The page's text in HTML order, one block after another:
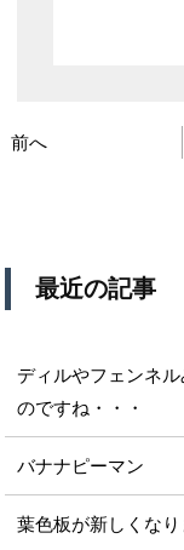
前へ
最近の記事
ディルやフェンネ
のですね・・・
バナナピーマン
葉色板が新しくなり